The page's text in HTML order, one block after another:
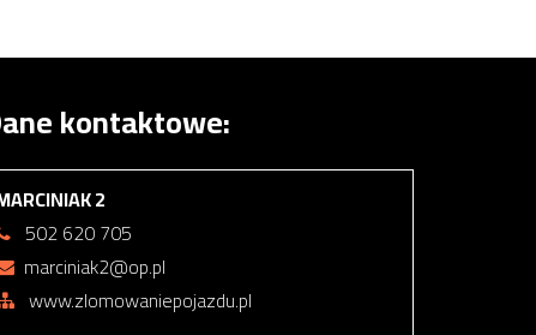
kontaktowe:
2
502 620 705
marciniak2@op.pl
www.zlomowaniepojazdu.pl